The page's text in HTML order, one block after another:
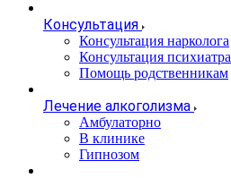
Консультация
Консультация нарколога
Консультация психиатра
Помощь родственникам
Лечение алкоголизма
Амбулаторно
В клинике
Гипнозом